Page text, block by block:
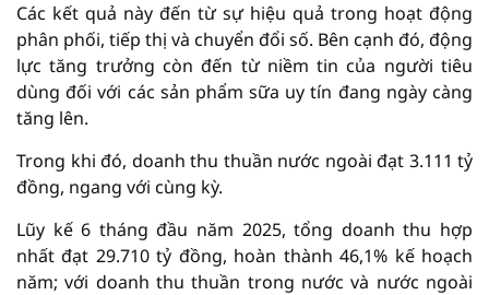
Các kết quả này đến từ sự hiệu quả trong hoạt động
phân phối, tiếp thị và chuyển đổi số. Bên cạnh đó, động
lực tăng trưởng còn đến từ niềm tin của người tiêu
dùng đối với các sản phẩm sữa uy tín đang ngày càng
tăng lên.
Trong khi đó, doanh thu thuần nước ngoài đạt 3.111 tỷ
đồng, ngang với cùng kỳ.
Lũy kế 6 tháng đầu năm 2025, tổng doanh thu hợp
nhất đạt 29.710 tỷ đồng, hoàn thành 46,1% kế hoạch
năm; với doanh thu thuần trong nước và nước ngoài